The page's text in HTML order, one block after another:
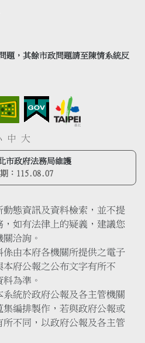
題，其餘市政問題請至陳情系統反
中 大
市政府法務局維護
： 115.08.07
態資訊及資料檢索，並不提
如有法律上的疑義，建議您
洽詢。
由本府各機關所提供之電子
府公報之公布文字有所不
為準。
統於政府公報及各主管機關
編排製作，若與政府公報或
不同，以政府公報及各主管